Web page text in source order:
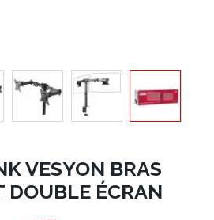
VESYON BRAS
DOUBLE ÉCRAN